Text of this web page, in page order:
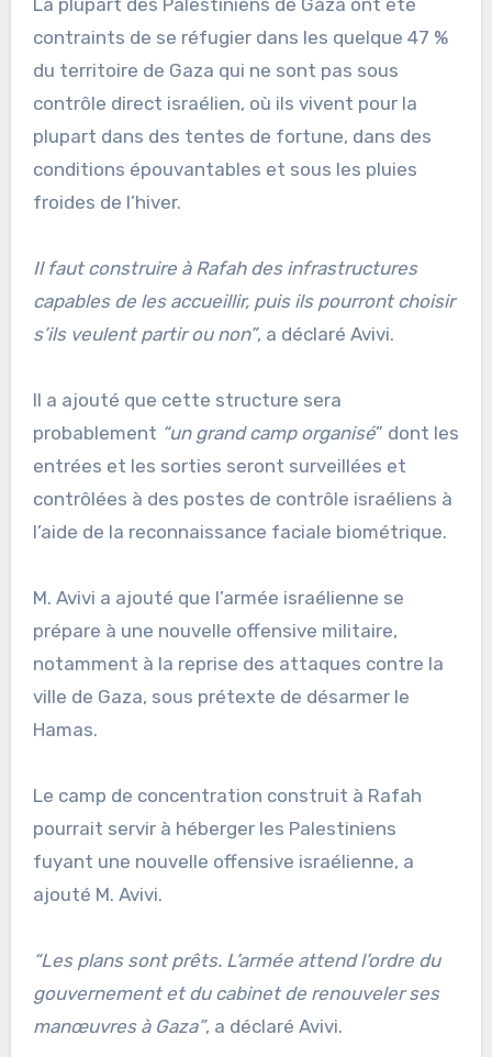
contraints de se réfugier dans les quelque 47 %
du territoire de Gaza qui ne sont pas sous
contrôle direct israélien, où ils vivent pour la
plupart dans des tentes de fortune, dans des
conditions épouvantables et sous les pluies
froides de l’hiver.
Il faut construire à Rafah des infrastructures
capables de les accueillir, puis ils pourront choisir
s’ils veulent partir ou non”, a déclaré Avivi.
Il a ajouté que cette structure sera
probablement “un grand camp organisé” dont les
entrées et les sorties seront surveillées et
contrôlées à des postes de contrôle israéliens à
l’aide de la reconnaissance faciale biométrique.
M. Avivi a ajouté que l’armée israélienne se
prépare à une nouvelle offensive militaire,
notamment à la reprise des attaques contre la
ville de Gaza, sous prétexte de désarmer le
Hamas.
Le camp de concentration construit à Rafah
pourrait servir à héberger les Palestiniens
fuyant une nouvelle offensive israélienne, a
ajouté M. Avivi.
“Les plans sont prêts. L’armée attend l’ordre du
gouvernement et du cabinet de renouveler ses
manœuvres à Gaza”, a déclaré Avivi.